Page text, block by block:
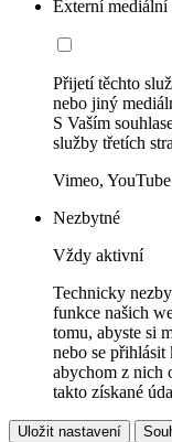
Externí mediální
Přijetí těchto
nebo jiný
S Vaším
služby třetích
Vimeo, YouTube
Nezbytné
Vždy aktivní
Technicky
funkce našich
tomu, abyste si
nebo se přihlásit
abychom z nich
takto získané
Uložit nastavení